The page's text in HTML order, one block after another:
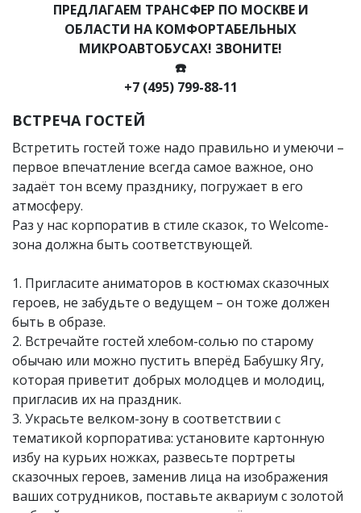
ПРЕДЛАГАЕМ ТРАНСФЕР ПО МОСКВЕ И
ОБЛАСТИ НА КОМФОРТАБЕЛЬНЫХ
МИКРОАВТОБУСАХ! ЗВОНИТЕ!
☎️
+7 (495) 799-88-11
ВСТРЕЧА ГОСТЕЙ
Встретить гостей тоже надо правильно и умеючи –
первое впечатление всегда самое важное, оно
задаёт тон всему празднику, погружает в его
атмосферу.
Раз у нас корпоратив в стиле сказок, то Welcome-
зона должна быть соответствующей.
1. Пригласите аниматоров в костюмах сказочных
героев, не забудьте о ведущем – он тоже должен
быть в образе.
2. Встречайте гостей хлебом-солью по старому
обычаю или можно пустить вперёд Бабушку Ягу,
которая приветит добрых молодцев и молодиц,
пригласив их на праздник.
3. Украсьте велком-зону в соответствии с
тематикой корпоратива: установите картонную
избу на курьих ножках, развесьте портреты
сказочных героев, заменив лица на изображения
ваших сотрудников, поставьте аквариум с золотой